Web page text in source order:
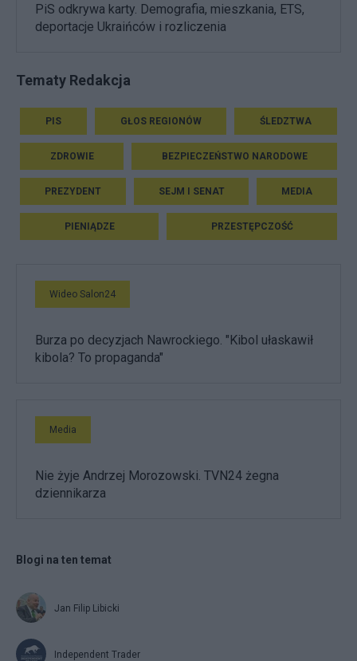
PiS odkrywa karty. Demografia, mieszkania, ETS,
deportacje Ukraińców i rozliczenia
Tematy Redakcja
PIS GŁOS REGIONÓW ŚLEDZTWA
ZDROWIE BEZPIECZEŃSTWO NARODOWE
PREZYDENT SEJM I SENAT MEDIA
PIENIĄDZE PRZESTĘPCZOŚĆ
Wideo Salon24
Burza po decyzjach Nawrockiego. "Kibol ułaskawił
kibola? To propaganda"
Media
Nie żyje Andrzej Morozowski. TVN24 żegna
dziennikarza
Blogi na ten temat
Jan Filip Libicki
Independent Trader